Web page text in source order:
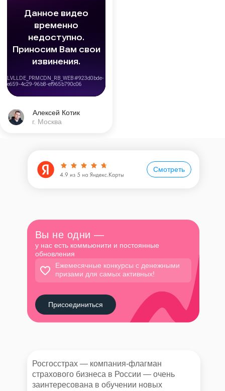
г. Москва
Алексей Котик
Смотреть
Присоединиться
Вы не одни —
у нас есть коммьюнити и постоянные
обновления
Ежемесячные конкурсы с денежными
призами для самых активных!
Росгосстрах — компания-флагман
страхового бизнеса в России — очень
заинтересована в обучении новых